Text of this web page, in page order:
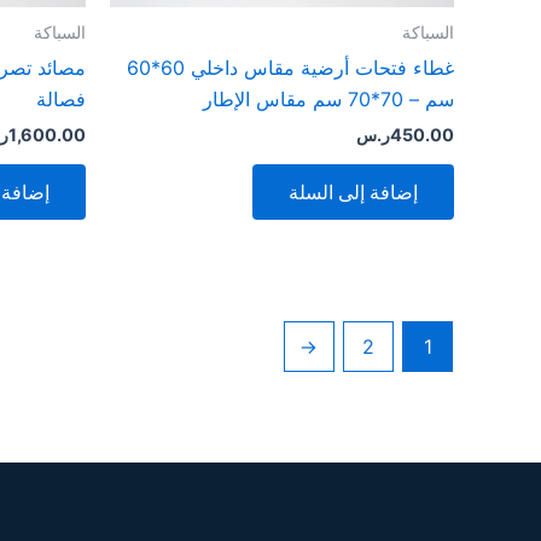
السباكة
غطاء فتحات أرضية مقاس داخلي 60*60
سم – 70*70 سم مقاس الإطار
450.00ر.س
إضافة إلى السلة
السباكة
فصالة
1,600.00
1
2
←